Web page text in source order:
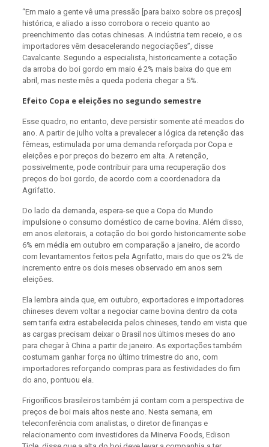
“Em maio a gente vê uma pressão [para baixo sobre os preços]
histórica, e aliado a isso corrobora o receio quanto ao
preenchimento das cotas chinesas. A indústria tem receio, e os
importadores vêm desacelerando negociações”, disse
Cavalcante. Segundo a especialista, historicamente a cotação
da arroba do boi gordo em maio é 2% mais baixa do que em
abril, mas neste mês a queda poderia chegar a 5%.
Efeito Copa e eleições no segundo semestre
Esse quadro, no entanto, deve persistir somente até meados do
ano. A partir de julho volta a prevalecer a lógica da retenção das
fêmeas, estimulada por uma demanda reforçada por Copa e
eleições e por preços do bezerro em alta. A retenção,
possivelmente, pode contribuir para uma recuperação dos
preços do boi gordo, de acordo com a coordenadora da
Agrifatto.
Do lado da demanda, espera-se que a Copa do Mundo
impulsione o consumo doméstico de carne bovina. Além disso,
em anos eleitorais, a cotação do boi gordo historicamente sobe
6% em média em outubro em comparação a janeiro, de acordo
com levantamentos feitos pela Agrifatto, mais do que os 2% de
incremento entre os dois meses observado em anos sem
eleições.
Ela lembra ainda que, em outubro, exportadores e importadores
chineses devem voltar a negociar carne bovina dentro da cota
sem tarifa extra estabelecida pelos chineses, tendo em vista que
as cargas precisam deixar o Brasil nos últimos meses do ano
para chegar à China a partir de janeiro. As exportações também
costumam ganhar força no último trimestre do ano, com
importadores reforçando compras para as festividades do fim
do ano, pontuou ela.
Frigoríficos brasileiros também já contam com a perspectiva de
preços de boi mais altos neste ano. Nesta semana, em
teleconferência com analistas, o diretor de finanças e
relacionamento com investidores da Minerva Foods, Edison